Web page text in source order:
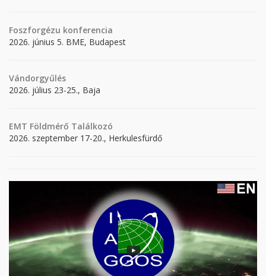
Foszforgézu konferencia
2026. június 5. BME, Budapest
Vándorgyűlés
2026. július 23-25., Baja
EMT Földmérő Találkozó
2026. szeptember 17-20., Herkulesfürdő